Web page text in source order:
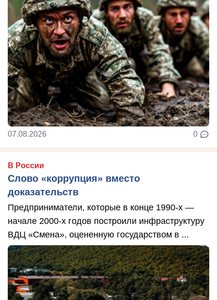
07.08.2026 0
В России
Слово «коррупция» вместо
доказательств
Предприниматели, которые в конце 1990-х —
начале 2000-х годов построили инфраструктуру
ВДЦ «Смена», оцененную государством в ...